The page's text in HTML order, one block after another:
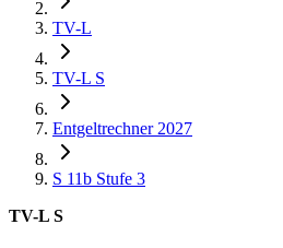
TV-L
TV-L S
Entgeltrechner 2027
S 11b Stufe 3
TV-L S